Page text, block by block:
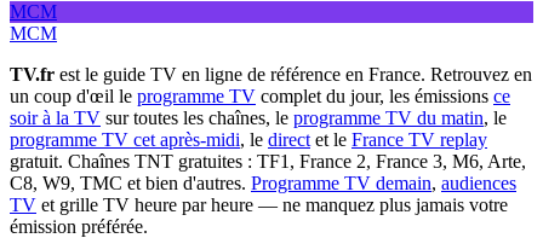
MCM
MCM
TV.fr est le guide TV en ligne de référence en France. Retrouvez en
un coup d'œil le programme TV complet du jour, les émissions ce
soir à la TV sur toutes les chaînes, le programme TV du matin, le
programme TV cet après-midi, le direct et le France TV replay
gratuit. Chaînes TNT gratuites : TF1, France 2, France 3, M6, Arte,
C8, W9, TMC et bien d'autres. Programme TV demain, audiences
TV et grille TV heure par heure — ne manquez plus jamais votre
émission préférée.